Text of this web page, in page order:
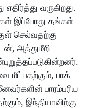
வருகிறது.
இப்போது தங்கள்
செல்வதற்கு
அத்துமீறி
மீட்பதற்கும், பாக்
பாரம்பரிய
இந்தியாவிற்கு